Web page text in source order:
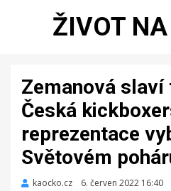
ŽIVOT
Zemanová slaví
Česká
reprezentace
Světovém
kaocko.cz
Zveřejněno
6. červen 2022 16:40